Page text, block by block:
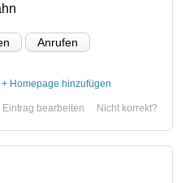
Anrufen
+ Homepage hinzufügen
Nicht korrekt?
Eintrag bearbeiten